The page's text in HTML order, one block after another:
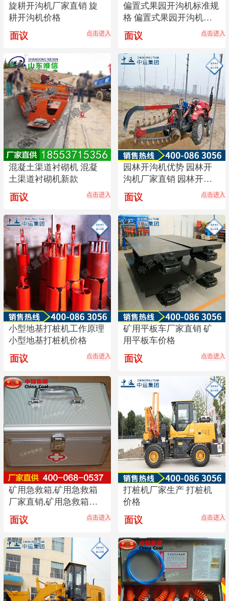
旋耕开沟机厂家直销 旋
耕开沟机价格
面议 点击进入
偏置式果园开沟机标准规
格 偏置式果园开沟机价
格
面议 点击进入
混凝土渠道衬砌机 混凝
土渠道衬砌机新款
面议 点击进入
园林开沟机优势 园林开
沟机厂家直销 园林开沟
机价格
面议 点击进入
小型地基打桩机工作原理
小型地基打桩机价格
面议 点击进入
矿用平板车厂家直销 矿
用平板车价格
面议 点击进入
矿用急救箱,矿用急救箱
厂家直销,矿用急救箱价
格优惠,矿用急救箱
面议 点击进入
打桩机厂家生产 打桩机
价格
面议 点击进入